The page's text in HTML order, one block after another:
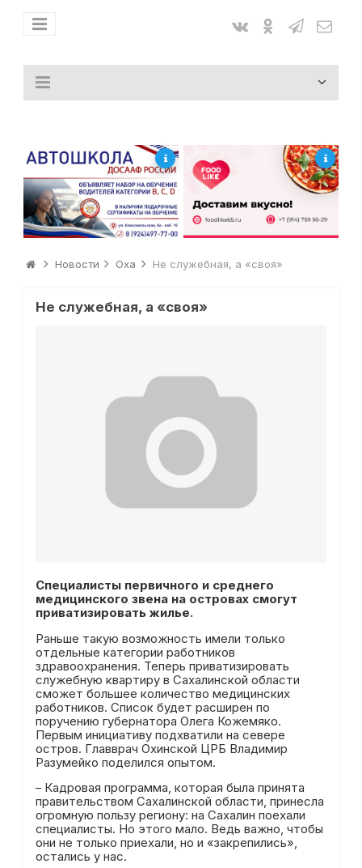
Новости Оха Не служебная, а «своя»
Не служебная, а «своя»
Специалисты первичного и среднего
медицинского звена на островах смогут
приватизировать жилье.
Раньше такую возможность имели только
отдельные категории работников
здравоохранения. Теперь приватизировать
служебную квартиру в Сахалинской области
сможет большее количество медицинских
работников. Список будет расширен по
поручению губернатора Олега Кожемяко.
Первым инициативу подхватили на севере
остров. Главврач Охинской ЦРБ Владимир
Разумейко поделился опытом.
– Кадровая программа, которая была принята
правительством Сахалинской области, принесла
огромную пользу региону: на Сахалин поехали
специалисты. Но этого мало. Ведь важно, чтобы
они не только приехали, но и «закрепились»,
остались у нас.